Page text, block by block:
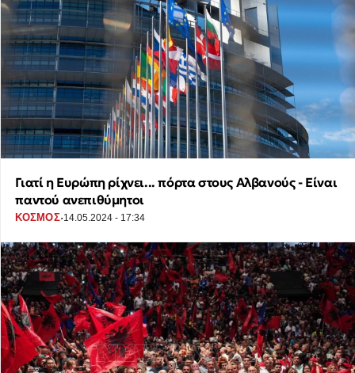
Γιατί η Ευρώπη ρίχνει... πόρτα στους Αλβανούς - Είναι
παντού ανεπιθύμητοι
ΚΟΣΜΟΣ·14.05.2024 - 17:34